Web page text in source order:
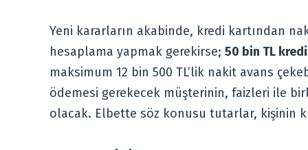
Yeni kararların akabinde, kredi kartından
hesaplama yapmak gerekirse; 50 bin TL
maksimum 12 bin 500 TL’lik nakit avans
ödemesi gerekecek müşterinin, faizleri ile
olacak. Elbette söz konusu tutarlar, kişinin